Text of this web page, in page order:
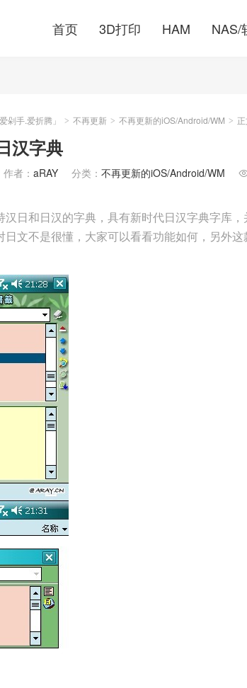
首页 3D打印 HAM NAS/
剁手.爱折腾」 > 不再更新 > 不再更新的iOS/Android/WM >
汉字典
作者： aRAY 分类： 不再更新的iOS/Android/WM
汉日和日汉的字典，具有新时代日汉字典字库
日文不是很懂，大家可以看看功能如何，另外这